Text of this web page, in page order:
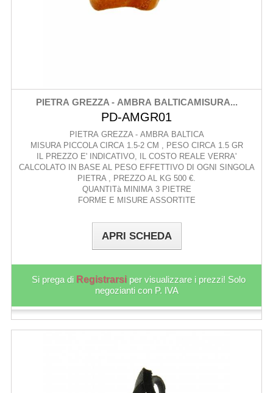
PIETRA GREZZA - AMBRA BALTICAMISURA...
PD-AMGR01
PIETRA GREZZA - AMBRA BALTICA
MISURA PICCOLA CIRCA 1.5-2 CM , PESO CIRCA 1.5 GR
IL PREZZO E' INDICATIVO, IL COSTO REALE VERRA'
CALCOLATO IN BASE AL PESO EFFETTIVO DI OGNI SINGOLA
PIETRA , PREZZO AL KG 500 €.
QUANTITà MINIMA 3 PIETRE
FORME E MISURE ASSORTITE
APRI SCHEDA
Si prega di Registrarsi per visualizzare i prezzi! Solo
negozianti con P. IVA